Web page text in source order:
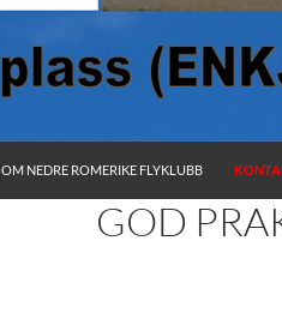
OM NEDRE ROMERIKE FLYKLUBB
GOD